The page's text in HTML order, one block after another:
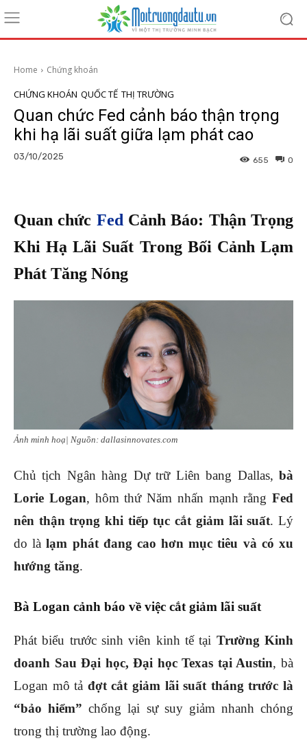
Home Chứng khoán
CHỨNG KHOÁN QUỐC TẾ THỊ TRƯỜNG
Quan chức Fed cảnh báo thận trọng
khi hạ lãi suất giữa lạm phát cao
03/10/2025 0
655
Quan chức Fed Cảnh Báo: Thận Trọng
Khi Hạ Lãi Suất Trong Bối Cảnh Lạm
Phát Tăng Nóng
Ảnh minh hoạ| Nguồn: dallasinnovates.com
Chủ tịch Ngân hàng Dự trữ Liên bang Dallas, bà
Lorie Logan, hôm thứ Năm nhấn mạnh rằng Fed
nên thận trọng khi tiếp tục cắt giảm lãi suất. Lý
do làlạm phát đang cao hơn mục tiêu và có xu
hướng tăng.
Bà Logan cảnh báo về việc cắt giảm lãi suất
Phát biểu trước sinh viên kinh tế tại Trường Kinh
doanh Sau Đại học, Đại học Texas tại Austin, bà
Logan mô tả đợt cắt giảm lãi suất tháng trước là
“bảo hiểm” chống lại sự suy giảm nhanh chóng
trong thị trường lao động.